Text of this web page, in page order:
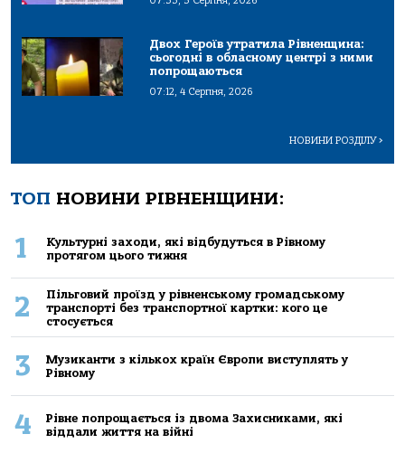
Двох Героїв утратила Рівненщина:
сьогодні в обласному центрі з ними
попрощаються
07:12, 4 Серпня, 2026
НОВИНИ РОЗДІЛУ>
ТОП НОВИНИ РІВНЕНЩИНИ:
1
Культурні заходи, які відбудуться в Рівному
протягом цього тижня
2
Пільговий проїзд у рівненському громадському
транспорті без транспортної картки: кого це
стосується
3
Музиканти з кількох країн Європи виступлять у
Рівному
4
Рівне попрощається із двома Захисниками, які
віддали життя на війні